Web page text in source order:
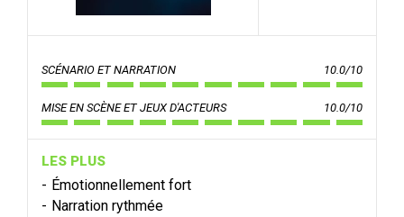
SCÉNARIO ET NARRATION 10.0/10
MISE EN SCÈNE ET JEUX D'ACTEURS 10.0/10
LES PLUS
Émotionnellement fort
Narration rythmée